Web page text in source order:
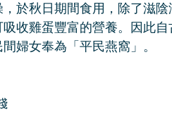
於秋日期間食用，除了滋陰
收雞蛋豐富的營養。因此自
婦女奉為「平民燕窩」。